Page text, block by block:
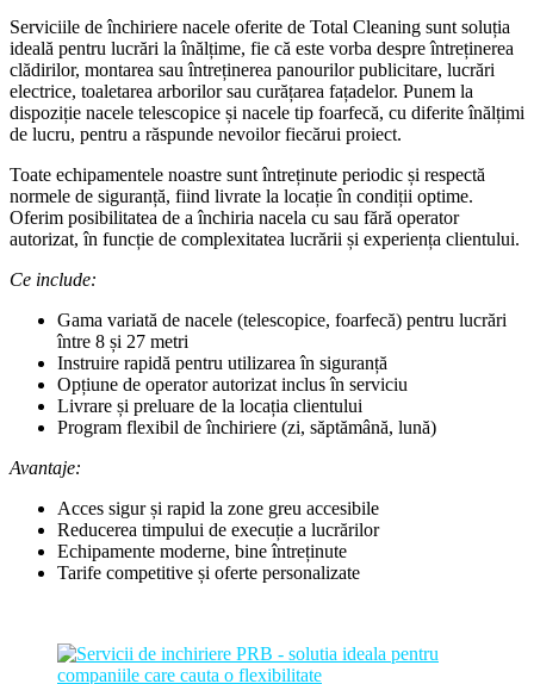
Serviciile de închiriere nacele oferite de Total Cleaning sunt soluția
ideală pentru lucrări la înălțime, fie că este vorba despre întreținerea
clădirilor, montarea sau întreținerea panourilor publicitare, lucrări
electrice, toaletarea arborilor sau curățarea fațadelor. Punem la
dispoziție nacele telescopice și nacele tip foarfecă, cu diferite înălțimi
de lucru, pentru a răspunde nevoilor fiecărui proiect.
Toate echipamentele noastre sunt întreținute periodic și respectă
normele de siguranță, fiind livrate la locație în condiții optime.
Oferim posibilitatea de a închiria nacela cu sau fără operator
autorizat, în funcție de complexitatea lucrării și experiența clientului.
Ce include:
Gama variată de nacele (telescopice, foarfecă) pentru lucrări
între 8 și 27 metri
Instruire rapidă pentru utilizarea în siguranță
Opțiune de operator autorizat inclus în serviciu
Livrare și preluare de la locația clientului
Program flexibil de închiriere (zi, săptămână, lună)
Avantaje:
Acces sigur și rapid la zone greu accesibile
Reducerea timpului de execuție a lucrărilor
Echipamente moderne, bine întreținute
Tarife competitive și oferte personalizate